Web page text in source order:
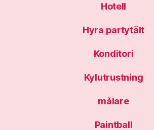
Hotell
Hyra partytält
Konditori
Kylutrustning
målare
Paintball